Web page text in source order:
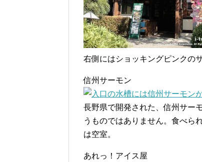
右側にはショッキングピンクの
信州サーモン
長野県で開発された、信州サー
うものではありません。食べら
は空室。
あれっ！アイス屋